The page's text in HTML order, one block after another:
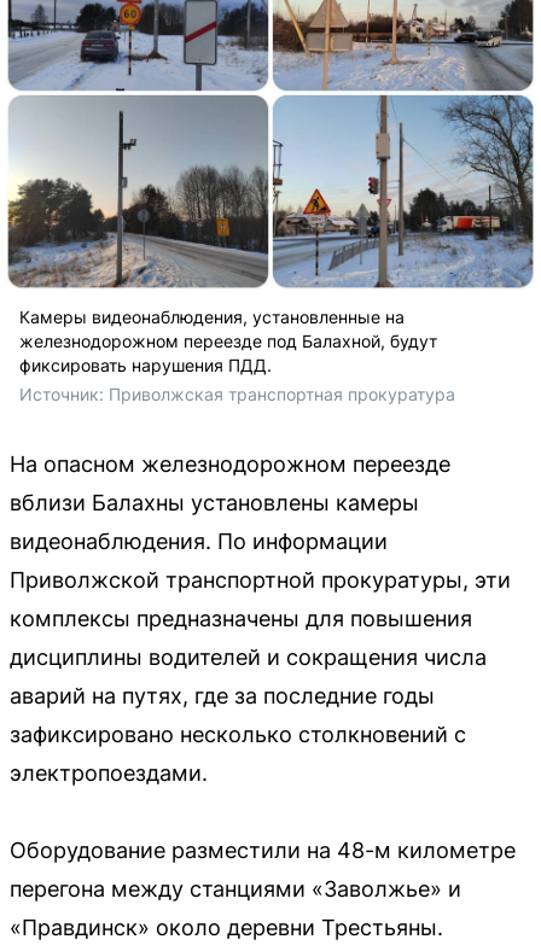
Камеры видеонаблюдения, установленные на
железнодорожном переезде под Балахной, будут
фиксировать нарушения ПДД.
Источник: Приволжская транспортная прокуратура
На опасном железнодорожном переезде
вблизи Балахны установлены камеры
видеонаблюдения. По информации
Приволжской транспортной прокуратуры, эти
комплексы предназначены для повышения
дисциплины водителей и сокращения числа
аварий на путях, где за последние годы
зафиксировано несколько столкновений с
электропоездами.
Оборудование разместили на 48-м километре
перегона между станциями «Заволжье» и
«Правдинск» около деревни Трестьяны.